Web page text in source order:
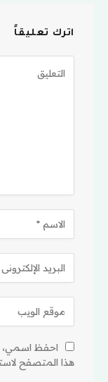
اترك تعليقاً
احفظ اسمي،
هذا المتصفح